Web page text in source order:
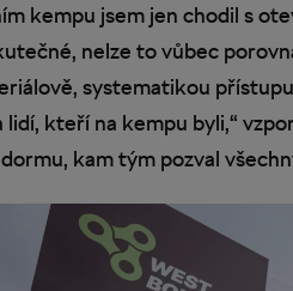
kempu jsem jen chodil s
nelze to vůbec
systematikou
lidí, kteří na kempu byli,“
kam tým pozval